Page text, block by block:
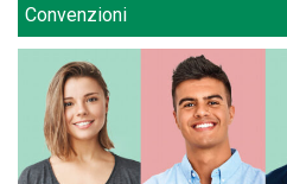
Convenzioni